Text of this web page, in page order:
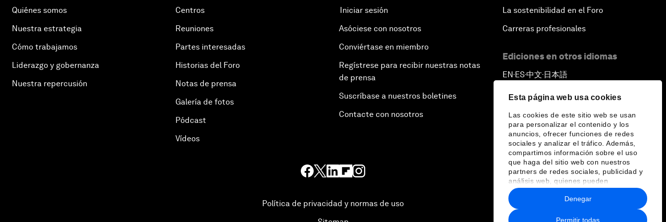
Esta página web usa cookies
Las cookies de este sitio web se usan
para personalizar el contenido y los
anuncios, ofrecer funciones de redes
sociales y analizar el tráfico. Además,
compartimos información sobre el uso
que haga del sitio web con nuestros
partners de redes sociales, publicidad y
análisis web, quienes pueden
combinarla con otra información que les
haya proporcionado o que hayan
recopilado a partir del uso que haya
hecho de sus servicios.
Permitir todas
Denegar
Quiénes somos
Nuestra estrategia
Cómo trabajamos
Liderazgo y gobernanza
Nuestra repercusión
Centros
Reuniones
Partes interesadas
Historias del Foro
Notas de prensa
Galería de fotos
Pódcast
Vídeos
Iniciar sesión
Asóciese con nosotros
Conviértase en miembro
Regístrese para recibir nuestras notas
de prensa
Suscríbase a nuestros boletines
Contacte con nosotros
La sostenibilidad en el Foro
Carreras profesionales
Ediciones en otros idiomas
EN ▪ ES▪中文▪ 日本語
Política de privacidad y normas de uso